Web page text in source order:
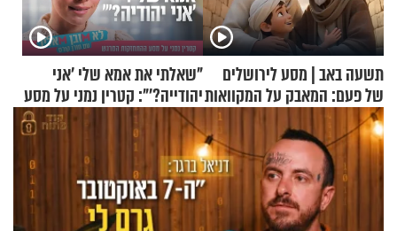
תשעה באב | מסע לירושלים
של פעם: המאבק על המקוואות
"שאלתי את אמא שלי 'אני
יהודייה?'": קטרין נמני על מסע
ההתחזקות המרגש